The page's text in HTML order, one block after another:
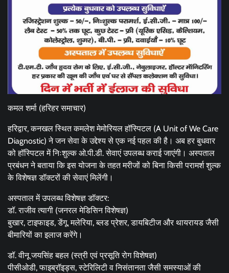
कमल शर्मा (हरिहर समाचार)
हरिद्वार, कनखल स्थित कमलेश मेमोरियल हॉस्पिटल (A Unit of We Care
Diagnostic) ने जन सेवा के उद्देश्य से एक नई पहल की है। अब हर बुधवार
को हॉस्पिटल में निःशुल्क ओ.पी.डी. सेवाएं उपलब्ध कराई जाएंगी। अस्पताल
प्रबंधन ने बताया कि इस योजना के तहत मरीजों को बिना किसी परामर्श शुल्क
के विशेषज्ञ डॉक्टरों की सेवाएं मिलेंगी।
अस्पताल में उपलब्ध विशेषज्ञ डॉक्टर:
डॉ. राजीव त्यागी (जनरल मेडिसिन विशेषज्ञ)
बुखार, टाइफाइड, डेंगू, मलेरिया, ब्लड प्रेशर, डायबिटीज और थायरायड जैसी
बीमारियों का इलाज करेंगे।
डॉ. वीनू जयसिंह बहल (स्त्री एवं प्रसूति रोग विशेषज्ञ)
पीसीओडी, फाइब्रॉइड्स, स्टेरिलिटी व निसंतानता जैसी समस्याओं की